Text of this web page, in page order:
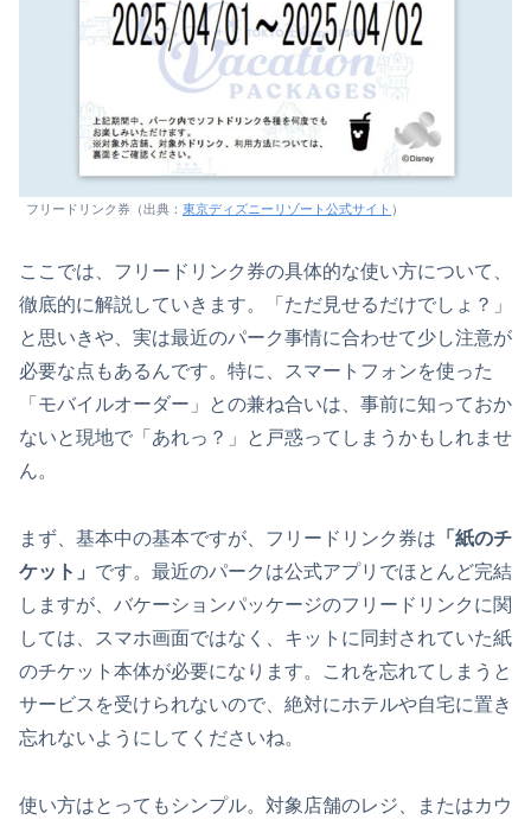
フリードリンク券（出典： 東京ディズニーリゾート公式サイト ）
ここでは、フリードリンク券の具体的な使い方について、
徹底的に解説していきます。「ただ見せるだけでしょ？」
と思いきや、実は最近のパーク事情に合わせて少し注意が
必要な点もあるんです。特に、スマートフォンを使った
「モバイルオーダー」との兼ね合いは、事前に知っておか
ないと現地で「あれっ？」と戸惑ってしまうかもしれませ
ん。
まず、基本中の基本ですが、フリードリンク券は 「紙のチ
ケット」 です。最近のパークは公式アプリでほとんど完結
しますが、バケーションパッケージのフリードリンクに関
しては、スマホ画面ではなく、キットに同封されていた紙
のチケット本体が必要になります。これを忘れてしまうと
サービスを受けられないので、絶対にホテルや自宅に置き
忘れないようにしてくださいね。
使い方はとってもシンプル。対象店舗のレジ、またはカウ